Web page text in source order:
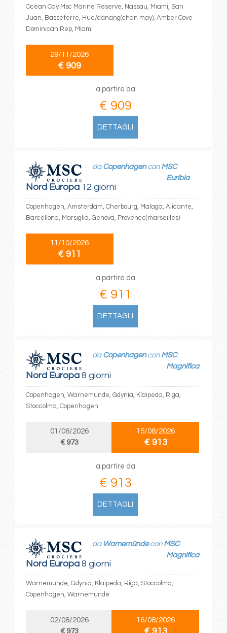
Ocean Cay Msc Marine Reserve, Nassau, Miami, San
Juan, Basseterre, Hue/danang(chan may), Amber Cove
Dominican Rep, Miami
29/11/2026
€ 909
a partire da
€ 909
DETTAGLI
Nord Europa12 giorni
da Copenhagencon MSC
Euribia
Copenhagen, Amsterdam, Cherbourg, Malaga, Alicante,
Barcellona, Marsiglia, Genova, Provence(marseilles)
11/10/2026
€ 911
a partire da
€ 911
DETTAGLI
Nord Europa8 giorni
da Copenhagencon MSC
Magnifica
Copenhagen, Warnemünde, Gdynia, Klaipeda, Riga,
Stoccolma, Copenhagen
01/08/2026
€ 973
15/08/2026
€ 913
a partire da
€ 913
DETTAGLI
Nord Europa8 giorni
da Warnemündecon MSC
Magnifica
Warnemünde, Gdynia, Klaipeda, Riga, Stoccolma,
Copenhagen, Warnemünde
02/08/2026
€ 973
16/08/2026
€ 913